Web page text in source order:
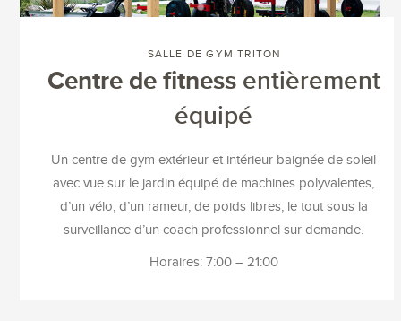
SALLE DE GYM TRITON
Centre de fitness entièrement
équipé
Un centre de gym extérieur et intérieur baignée de soleil
avec vue sur le jardin équipé de machines polyvalentes,
d’un vélo, d’un rameur, de poids libres, le tout sous la
surveillance d’un coach professionnel sur demande.
Horaires: 7:00 – 21:00